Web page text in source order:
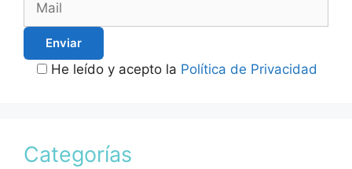
He leído y acepto la Política de Privacidad
Categorías